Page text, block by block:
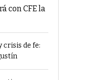
con CFE la
crisis de fe: